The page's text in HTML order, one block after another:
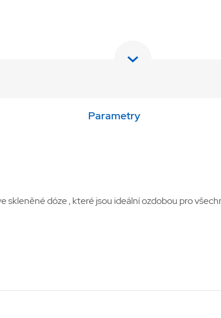
Parametry
dóze , které jsou ideální ozdobou pro